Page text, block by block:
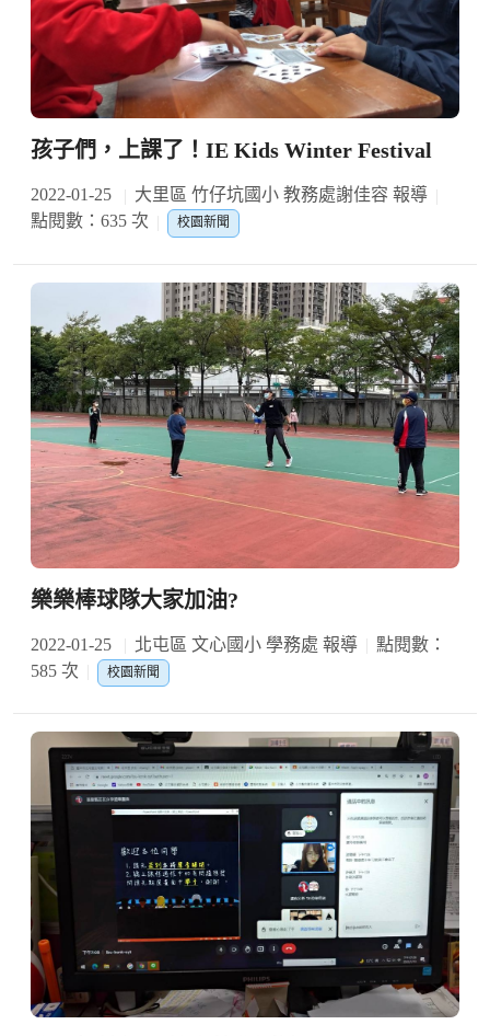
孩子們，上課了！IE Kids Winter Festival
2022-01-25
大里區 竹仔坑國小 教務處謝佳容 報導
點閱數：635 次
校園新聞
樂樂棒球隊大家加油?
2022-01-25 北屯區 文心國小 學務處 報導
點閱數：
585 次
校園新聞